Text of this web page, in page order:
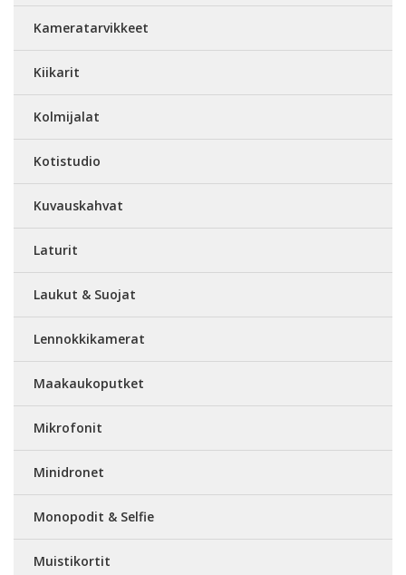
Kameratarvikkeet
Kiikarit
Kolmijalat
Kotistudio
Kuvauskahvat
Laturit
Laukut & Suojat
Lennokkikamerat
Maakaukoputket
Mikrofonit
Minidronet
Monopodit & Selfie
Muistikortit